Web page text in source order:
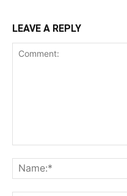
LEAVE A REPLY